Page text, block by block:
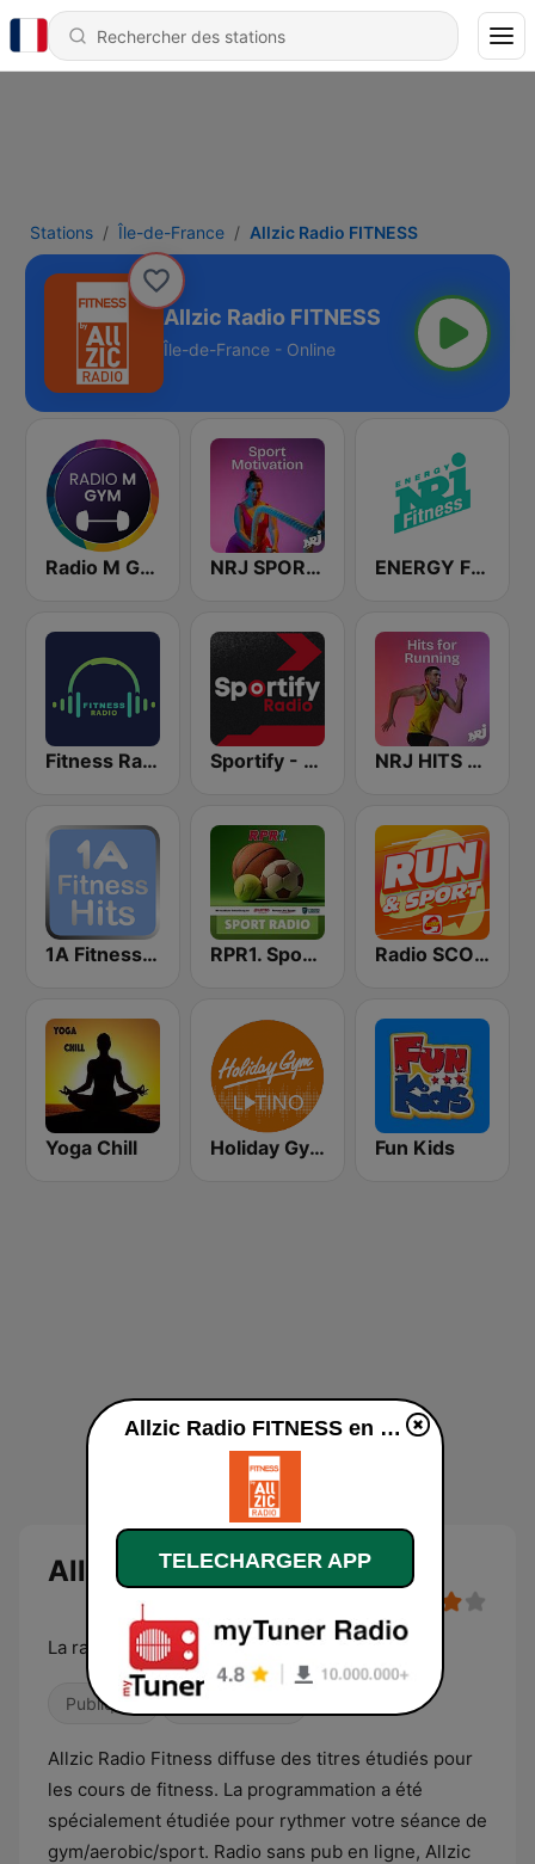
Stations Île-de-France Allzic Radio FITNESS
Allzic Radio FITNESS
Île-de-France - Online
Radio M GYM NRJ SPORT MOTIVATION ENERGY Fitness
Fitness Radio Sportify - Gym Weight Training 115 BPM NRJ HITS FOR RUNNING
1A Fitness Hits RPR1. Sport Radio Radio SCOOP - Run & Sport
Yoga Chill Holiday Gym Latino Fun Kids
Allzic Radio FITNESS
La radio référence de la musique Fitness
Publiques Easy Listening
Allzic Radio Fitness diffuse des titres étudiés pour
les cours de fitness. La programmation a été
spécialement étudiée pour rythmer votre séance de
gym/aerobic/sport. Radio sans pub en ligne, Allzic
Allzic Radio FITNESS en ligne
TELECHARGER APP